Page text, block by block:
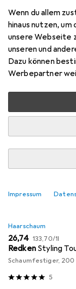
Wenn du allem
hinaus nutzen,
unsere Webseite
unseren und
Dazu können
Werbepartner
Impressum
Zubehör
12 Stück
Hier findest du
Profi-Haftwickler
Haarschaum
EUR
26,74 EUR
133,70/1l
Redken Styling
Schaumfestiger, 200
5